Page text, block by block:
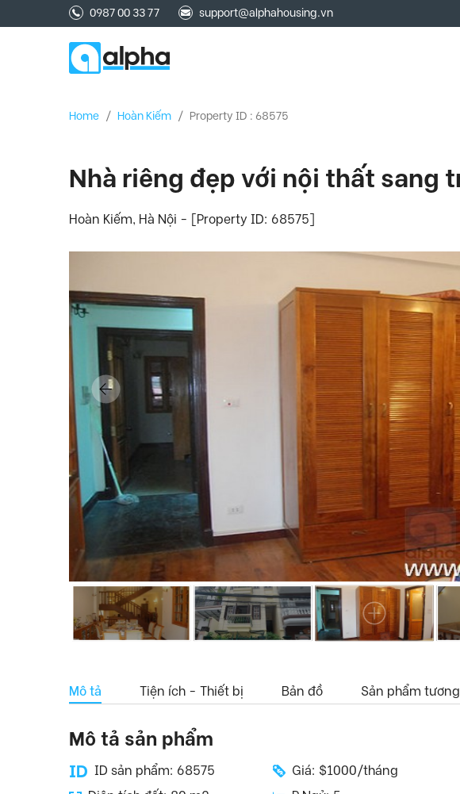
0987 00 33 77 support@alphahousing.vn
Home / Hoàn Kiếm / Property ID : 68575
Nhà riêng đẹp với nội thất sang
Hoàn Kiếm, Hà Nội - [Property ID: 68575]
Mô tả Tiện ích - Thiết bị Bản đồ Sản phẩm
Mô tả sản phẩm
ID sản phẩm: 68575 Giá: $1000/tháng